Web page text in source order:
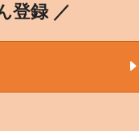
登録 ／